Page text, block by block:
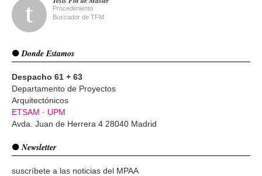
Procedimiento
Buscador de TFM
Donde Estamos
Despacho 61 + 63
Departamento de Proyectos
Arquitectónicos
ETSAM · UPM
Avda. Juan de Herrera 4 28040 Madrid
Newsletter
suscríbete a las noticias del MPAA